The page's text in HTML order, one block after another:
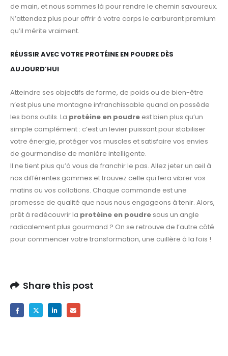
de main, et nous sommes là pour rendre le chemin savoureux.
N’attendez plus pour offrir à votre corps le carburant premium
qu’il mérite vraiment.
RÉUSSIR AVEC VOTRE PROTÉINE EN POUDRE DÈS
AUJOURD’HUI
Atteindre ses objectifs de forme, de poids ou de bien-être
n’est plus une montagne infranchissable quand on possède
les bons outils. La protéine en poudre est bien plus qu’un
simple complément : c’est un levier puissant pour stabiliser
votre énergie, protéger vos muscles et satisfaire vos envies
de gourmandise de manière intelligente.
Il ne tient plus qu’à vous de franchir le pas. Allez jeter un œil à
nos différentes gammes et trouvez celle qui fera vibrer vos
matins ou vos collations. Chaque commande est une
promesse de qualité que nous nous engageons à tenir. Alors,
prêt à redécouvrir la protéine en poudre sous un angle
radicalement plus gourmand ? On se retrouve de l’autre côté
pour commencer votre transformation, une cuillère à la fois !
Share this post